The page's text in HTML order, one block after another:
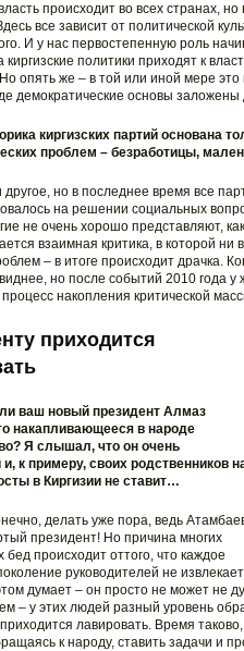
происходит во всех странах,
все зависит от политической
И у нас первостепенную роль
киргизские политики приходят к
опять же – в той или иной мере
демократические основы
киргизских партий основана
проблем – безработицы,
другое, но в последнее время все
на решении социальных
не очень хорошо представляют,
взаимная критика, в которой ни
– в итоге происходит драчка.
но после событий 2010 года
процесс накопления критической
приходится
ваш новый президент Алмаз
накапливающееся в народе
Я слышал, что он очень
к примеру, своих родственников
в Киргизии не ставит…
делать уже пора, ведь
президент! Но причина многих
бед происходит оттого, что каждое
руководителей не
думает – он просто не может не
– у этих людей разный уровень
лавировать. Время
к народу, ставить задачи и